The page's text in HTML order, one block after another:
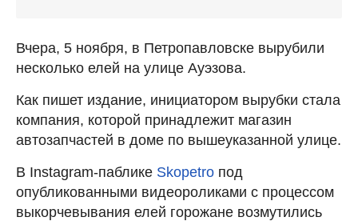
Вчера, 5 ноября, в Петропавловске вырубили
несколько елей на улице Ауэзова.
Как пишет издание, инициатором вырубки стала
компания, которой принадлежит магазин
автозапчастей в доме по вышеуказанной улице.
В Instagram-паблике Skopetro под
опубликованными видеороликами с процессом
выкорчевывания елей горожане возмутились